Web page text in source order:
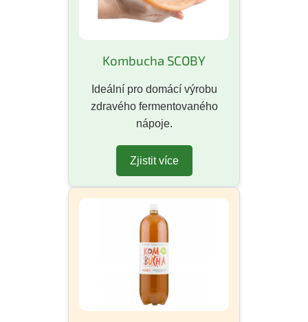
Kombucha SCOBY
Ideální pro domácí výrobu
zdravého fermentovaného
nápoje.
Zjistit více